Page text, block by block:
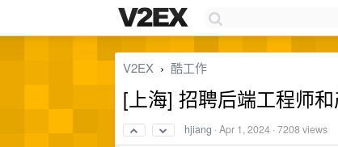
V2EX › 酷工作
[上海] 招聘后端工程师
hjiang ·Apr 1, 2024 · 7208 views